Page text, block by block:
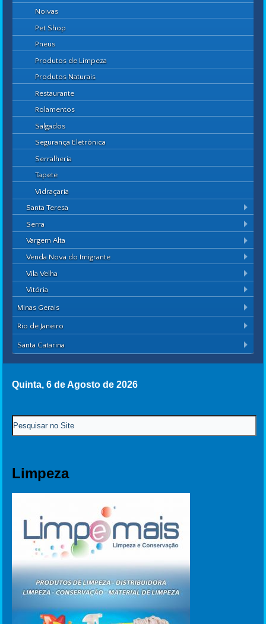
Noivas
Pet Shop
Pneus
Produtos de Limpeza
Produtos Naturais
Restaurante
Rolamentos
Salgados
Segurança Eletrônica
Serralheria
Tapete
Vidraçaria
Santa Teresa
Serra
Vargem Alta
Venda Nova do Imigrante
Vila Velha
Vitória
Minas Gerais
Rio de Janeiro
Santa Catarina
Quinta, 6 de Agosto de 2026
Limpeza